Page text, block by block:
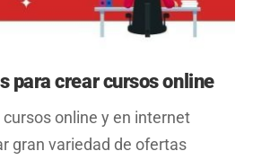
para crear cursos online
online y en internet
gran variedad de ofertas